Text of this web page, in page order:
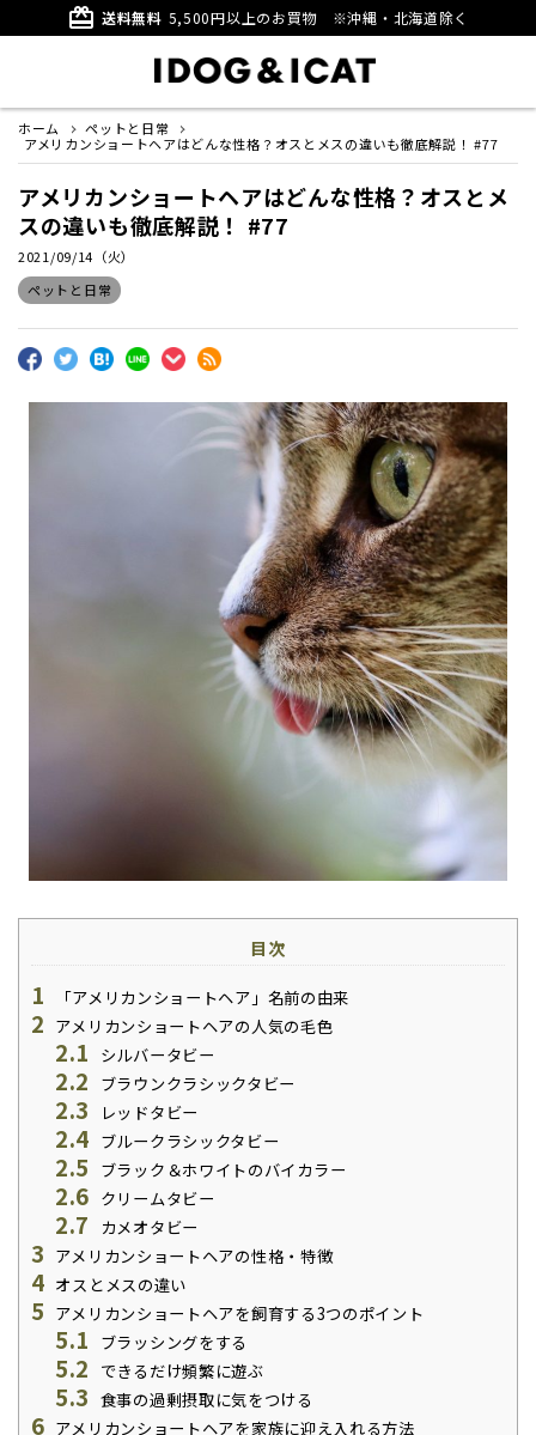
card_giftcard 送料無料 5,500円以上のお買物 ※沖縄・北海道除く
ホーム
ペットと日常
アメリカンショートヘアはどんな性格？オスとメスの違いも徹底解説！ #77
アメリカンショートヘアはどんな性格？オスとメ
スの違いも徹底解説！ #77
2021/09/14（火）
ペットと日常
目次
1 「アメリカンショートヘア」名前の由来
2 アメリカンショートヘアの人気の毛色
2.1 シルバータビー
2.2 ブラウンクラシックタビー
2.3 レッドタビー
2.4 ブルークラシックタビー
2.5 ブラック＆ホワイトのバイカラー
2.6 クリームタビー
2.7 カメオタビー
3 アメリカンショートヘアの性格・特徴
4 オスとメスの違い
5 アメリカンショートヘアを飼育する3つのポイント
5.1 ブラッシングをする
5.2 できるだけ頻繁に遊ぶ
5.3 食事の過剰摂取に気をつける
6 アメリカンショートヘアを家族に迎え入れる方法